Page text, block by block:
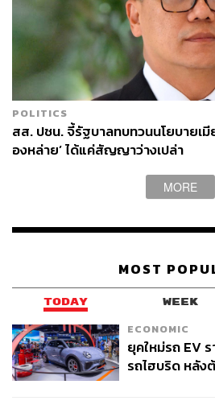
ABOUT THE
กองบรรณาธิการ
POLITICS
สส. ปชน. จี้รัฐบาลทบทวนนโยบายเ
องหล่าย’ ได้แค่สัญญาว่างเปล่า
MORE
MOST
TODAY WEEK
ECONOMIC
ยุคใหม่รถ EV
รถไฮบริด หลัง